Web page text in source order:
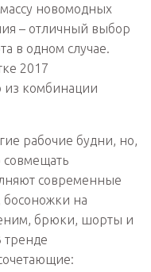
новомодных
– отличный выбор
в одном случае.
2017
из комбинации
рабочие будни, но,
современные
на
брюки, шорты и
тренде